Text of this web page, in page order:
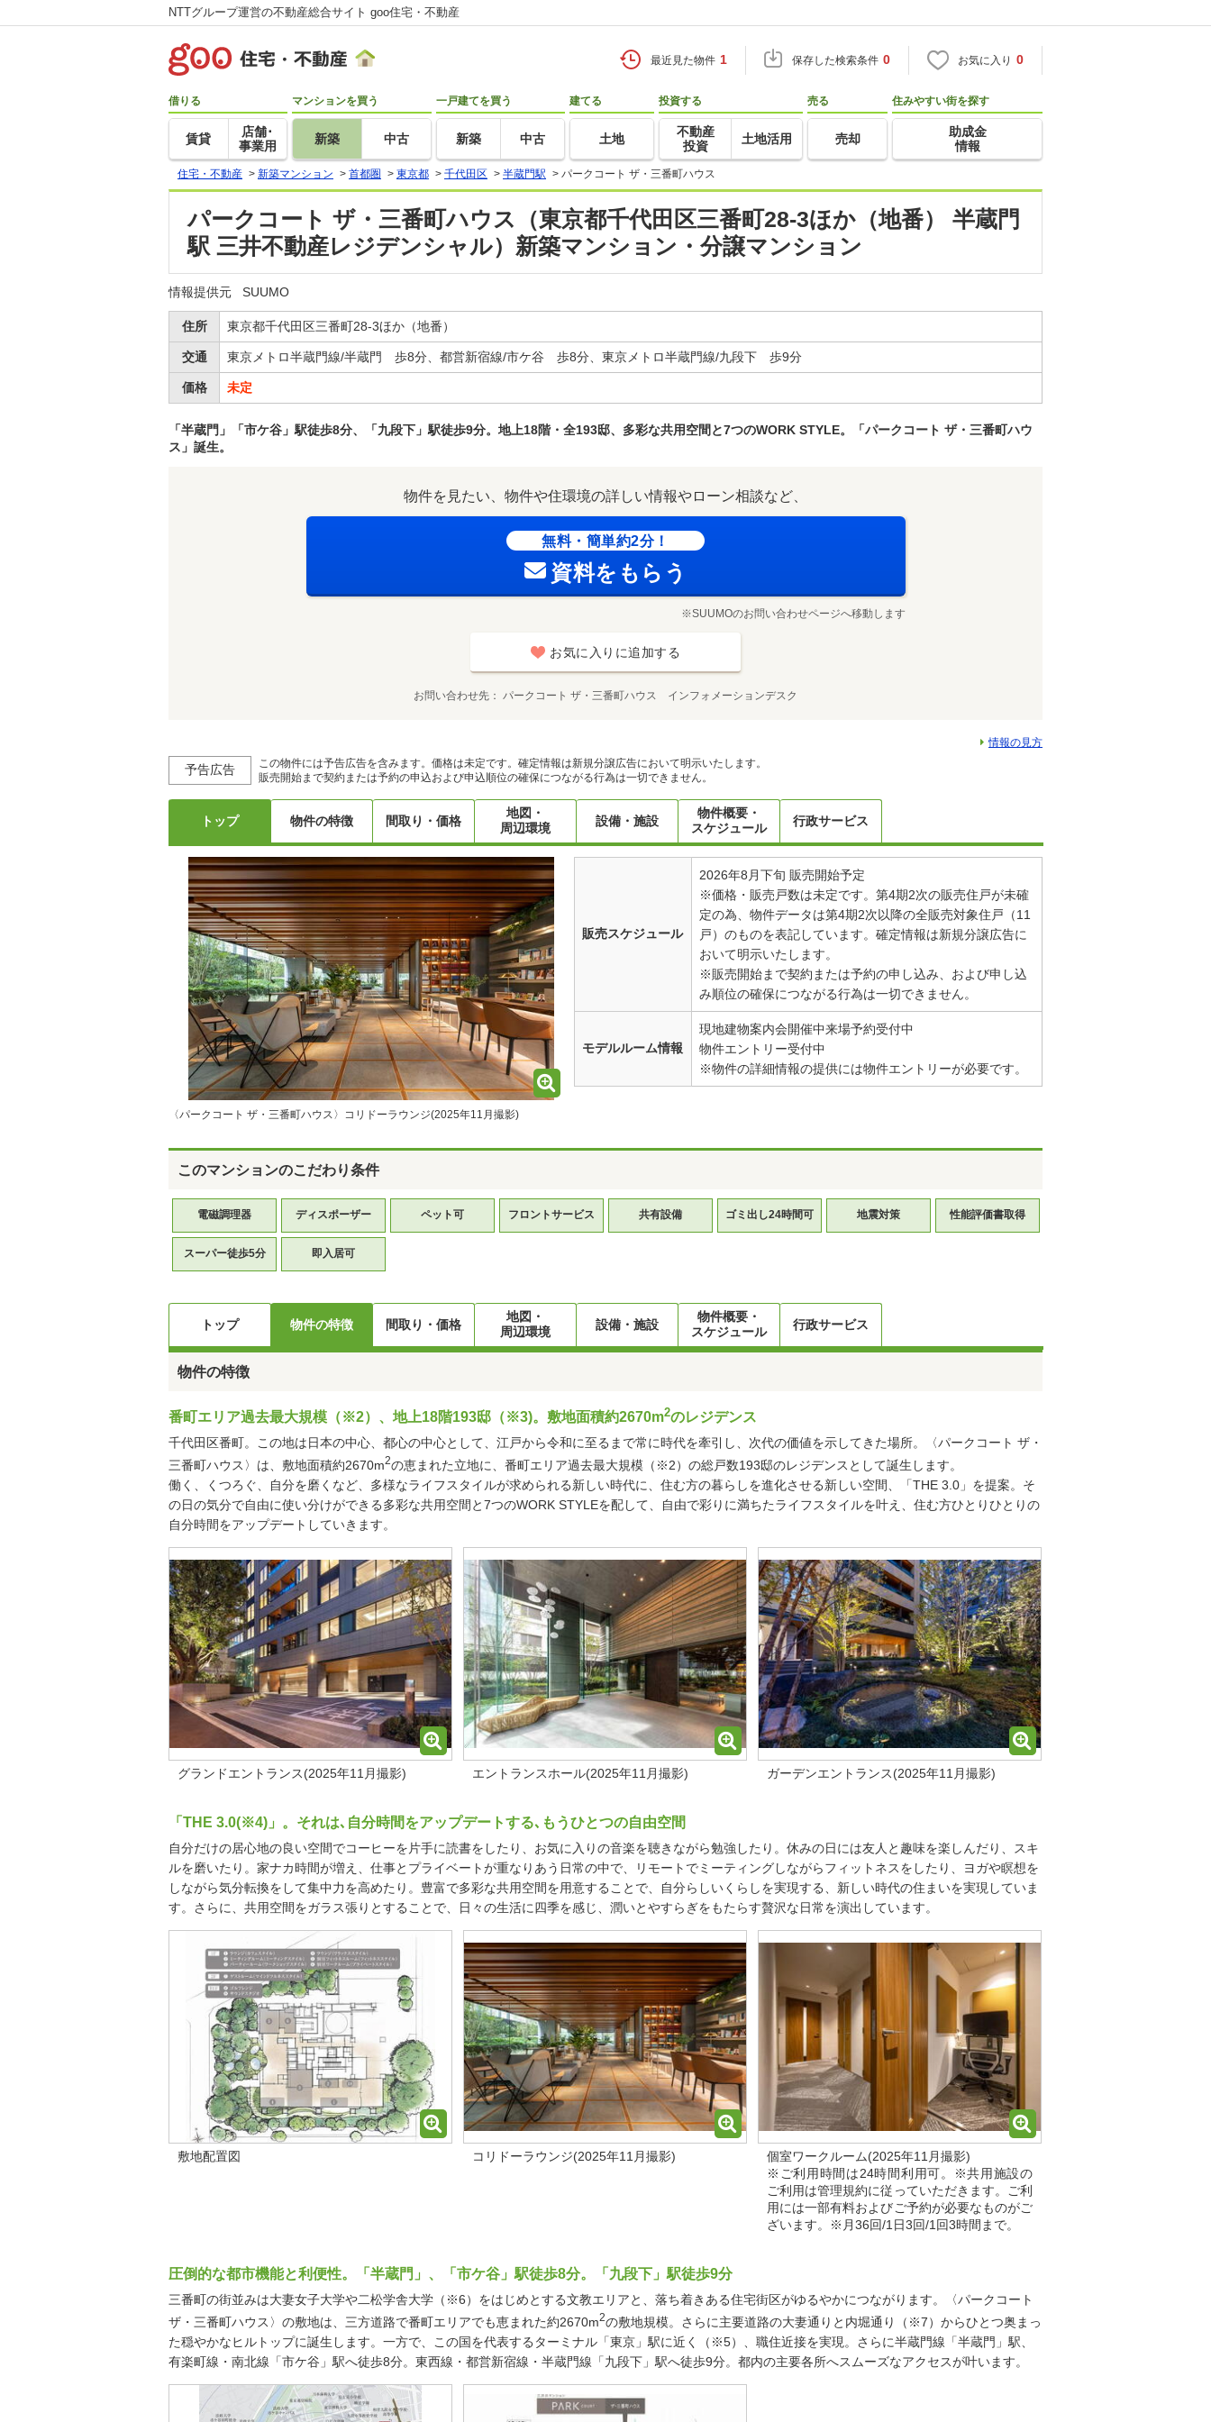
NTTグループ運営の不動産総合サイト goo住宅・不動産
最近見た物件 1 保存した検索条件 0 お気に入り 0
借りる
賃貸
店舗･
事業用
マンションを買う
新築 中古
一戸建てを買う
新築 中古
建てる
土地
投資する
不動産
投資
土地活用
売る
売却
住みやすい街を探す
助成金
情報
住宅・不動産 > 新築マンション > 首都圏 > 東京都 > 千代田区 > 半蔵門駅 > パークコート ザ・三番町ハウス
パークコート ザ・三番町ハウス（東京都千代田区三番町28-3ほか（地番） 半蔵門
駅 三井不動産レジデンシャル）新築マンション・分譲マンション
情報提供元 SUUMO
住所 東京都千代田区三番町28-3ほか（地番）
交通 東京メトロ半蔵門線/半蔵門 歩8分、都営新宿線/市ケ谷 歩8分、東京メトロ半蔵門線/九段下 歩9分
価格 未定
「半蔵門」「市ケ谷」駅徒歩8分、「九段下」駅徒歩9分。地上18階・全193邸、多彩な共用空間と7つのWORK STYLE。「パークコート ザ・三番町ハウ
ス」誕生。
物件を見たい、物件や住環境の詳しい情報やローン相談など、
無料・簡単約2分！
資料をもらう
※SUUMOのお問い合わせページへ移動します
お気に入りに追加する
お問い合わせ先 パークコート ザ・三番町ハウス インフォメーションデスク
情報の見方
予告広告
この物件には予告広告を含みます。価格は未定です。確定情報は新規分譲広告において明示いたします。
販売開始まで契約または予約の申込および申込順位の確保につながる行為は一切できません。
トップ 物件の特徴 間取り・価格
地図・
周辺環境
設備・施設
物件概要・
スケジュール
行政サービス
〈パークコート ザ・三番町ハウス〉コリドーラウンジ(2025年11月撮影)
販売スケジュール
2026年8月下旬 販売開始予定
※価格・販売戸数は未定です。第4期2次の販売住戸が未確
定の為、物件データは第4期2次以降の全販売対象住戸（11
戸）のものを表記しています。確定情報は新規分譲広告に
おいて明示いたします。
※販売開始まで契約または予約の申し込み、および申し込
み順位の確保につながる行為は一切できません。
モデルルーム情報
現地建物案内会開催中来場予約受付中
物件エントリー受付中
※物件の詳細情報の提供には物件エントリーが必要です。
このマンションのこだわり条件
電磁調理器 ディスポーザー ペット可 フロントサービス 共有設備 ゴミ出し24時間可 地震対策 性能評価書取得
スーパー徒歩5分 即入居可
トップ 物件の特徴 間取り・価格
地図・
周辺環境
設備・施設
物件概要・
スケジュール
行政サービス
物件の特徴
番町エリア過去最大規模（※2）、地上18階193邸（※3)。敷地面積約2670m2のレジデンス
千代田区番町。この地は日本の中心、都心の中心として、江戸から令和に至るまで常に時代を牽引し、次代の価値を示してきた場所。〈パークコート ザ・
三番町ハウス〉は、敷地面積約2670m2の恵まれた立地に、番町エリア過去最大規模（※2）の総戸数193邸のレジデンスとして誕生します。
働く、くつろぐ、自分を磨くなど、多様なライフスタイルが求められる新しい時代に、住む方の暮らしを進化させる新しい空間、「THE 3.0」を提案。そ
の日の気分で自由に使い分けができる多彩な共用空間と7つのWORK STYLEを配して、自由で彩りに満ちたライフスタイルを叶え、住む方ひとりひとりの
自分時間をアップデートしていきます。
グランドエントランス(2025年11月撮影) エントランスホール(2025年11月撮影) ガーデンエントランス(2025年11月撮影)
「THE 3.0(※4)」。それは､自分時間をアップデートする､もうひとつの自由空間
自分だけの居心地の良い空間でコーヒーを片手に読書をしたり、お気に入りの音楽を聴きながら勉強したり。休みの日には友人と趣味を楽しんだり、スキ
ルを磨いたり。家ナカ時間が増え、仕事とプライベートが重なりあう日常の中で、リモートでミーティングしながらフィットネスをしたり、ヨガや瞑想を
しながら気分転換をして集中力を高めたり。豊富で多彩な共用空間を用意することで、自分らしいくらしを実現する、新しい時代の住まいを実現していま
す。さらに、共用空間をガラス張りとすることで、日々の生活に四季を感じ、潤いとやすらぎをもたらす贅沢な日常を演出しています。
敷地配置図 コリドーラウンジ(2025年11月撮影)
個室ワークルーム(2025年11月撮影)
※ご利用時間は24時間利用可。※共用施設の
ご利用は管理規約に従っていただきます。ご利
用には一部有料およびご予約が必要なものがご
ざいます。※月36回/1日3回/1回3時間まで。
圧倒的な都市機能と利便性。「半蔵門」、「市ケ谷」駅徒歩8分。「九段下」駅徒歩9分
三番町の街並みは大妻女子大学や二松学舎大学（※6）をはじめとする文教エリアと、落ち着きある住宅街区がゆるやかにつながります。〈パークコート
ザ・三番町ハウス〉の敷地は、三方道路で番町エリアでも恵まれた約2670m2の敷地規模。さらに主要道路の大妻通りと内堀通り（※7）からひとつ奥まっ
た穏やかなヒルトップに誕生します。一方で、この国を代表するターミナル「東京」駅に近く（※5）、職住近接を実現。さらに半蔵門線「半蔵門」駅、
有楽町線・南北線「市ケ谷」駅へ徒歩8分。東西線・都営新宿線・半蔵門線「九段下」駅へ徒歩9分。都内の主要各所へスムーズなアクセスが叶います。